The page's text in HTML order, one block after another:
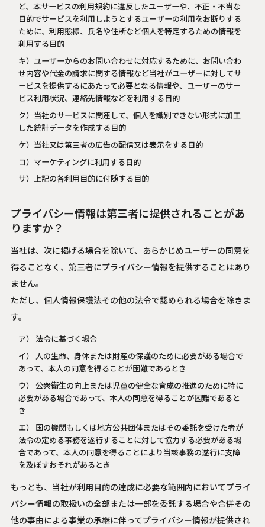
ど、本サービスの利用規約に違反したユーザーや、不正・不当な
目的でサービスを利用しようとするユーザーの利用をお断りする
ために、利用態様、氏名や住所など個人を特定するための情報を
利用する目的
キ）ユーザーからのお問い合わせに対応するために、お問い合わ
せ内容や代金の請求に関する情報など当社がユーザーに対してサ
ービスを提供するにあたって必要となる情報や、ユーザーのサー
ビス利用状況、連絡先情報などを利用する目的
ク）当社のサービスに関連して、個人を識別できない形式に加工
した統計データを作成する目的
ケ）当社又は第三者の広告の配信又は表示をする目的
コ）マーケティングに利用する目的
サ）上記の各利用目的に付随する目的
プライバシー情報は第三者に提供されることがあ
りますか？
当社は、次に掲げる場合を除いて、あらかじめユーザーの同意を
得ることなく、第三者にプライバシー情報を提供することはあり
ません。
ただし、個人情報保護法その他の法令で認められる場合を除きま
す。
ア） 法令に基づく場合
イ） 人の生命、身体または財産の保護のために必要がある場合で
あって、本人の同意を得ることが困難であるとき
ウ） 公衆衛生の向上または児童の健全な育成の推進のために特に
必要がある場合であって、本人の同意を得ることが困難であると
き
エ） 国の機関もしくは地方公共団体またはその委託を受けた者が
法令の定める事務を遂行することに対して協力する必要がある場
合であって、本人の同意を得ることにより当該事務の遂行に支障
を及ぼすおそれがあるとき
もっとも、当社が利用目的の達成に必要な範囲内においてプライ
バシー情報の取扱いの全部または一部を委託する場合や合併その
他の事由による事業の承継に伴ってプライバシー情報が提供され